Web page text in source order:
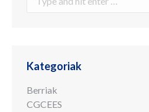
Kategoriak
Berriak
CGCEES